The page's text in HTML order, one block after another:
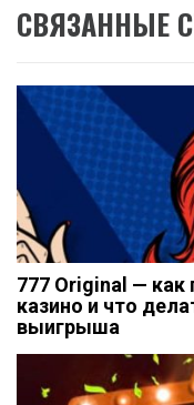
СВЯЗАННЫЕ
777 Original — как
казино и что
выигрыша